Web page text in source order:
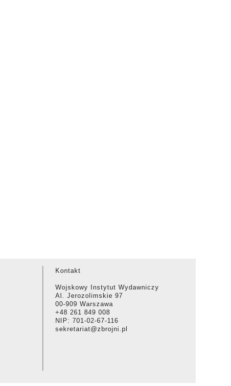
Kontakt
Wojskowy Instytut Wydawniczy
Al. Jerozolimskie 97
00-909 Warszawa
+48 261 849 008
NIP: 701-02-67-116
sekretariat@zbrojni.pl